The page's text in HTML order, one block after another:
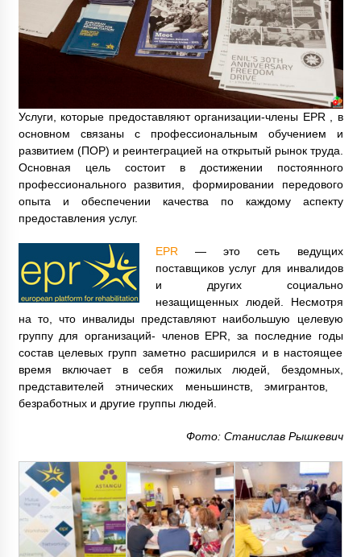
Услуги, которые предоставляют организации-члены EPR , в
основном связаны с профессиональным обучением и
развитием (ПОР) и реинтеграцией на открытый рынок труда.
Основная цель состоит в достижении постоянного
профессионального развития, формировании передового
опыта и обеспечении качества по каждому аспекту
предоставления услуг.
EPR— это сеть ведущих
поставщиков услуг для инвалидов
и других социально
незащищенных людей. Несмотря
на то, что инвалиды представляют наибольшую целевую
группу для организаций- членов EPR, за последние годы
состав целевых групп заметно расширился и в настоящее
время включает в себя пожилых людей, бездомных,
представителей этнических меньшинств, эмигрантов,
безработных и другие группы людей.
Фото: Станислав Рышкевич